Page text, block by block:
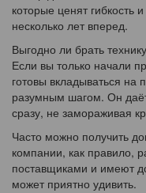
которые ценят гибкость
несколько лет вперед.
Выгодно ли брать
Если вы только начали
готовы вкладываться
разумным шагом. Он
сразу, не замораживая
Часто можно получить
компании, как правило,
поставщиками и имеют
может приятно удивить.